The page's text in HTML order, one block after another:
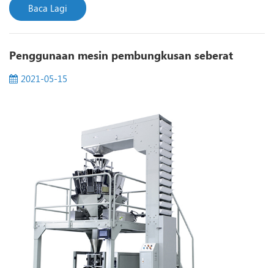
menyusut mesin.Shrinkage Mesin pembungkusan mengikut
jenis mesin dibahagikan kepada mesin pengecutan jenis
mengecut mesin dan jenis pistol mengecut mesin. Mesin
pembungkusan pengec...
Baca Lagi
Penggunaan mesin pembungkusan seberat
2021-05-15